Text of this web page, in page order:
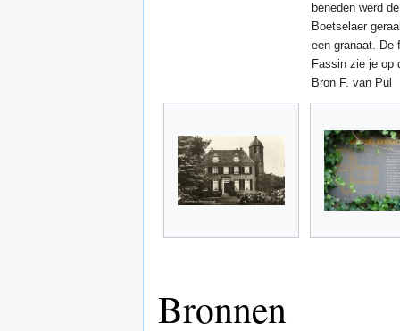
beneden werd de
Boetselaer
een granaat. De
Fassin zie je op
Bron F. van Pul
Bronnen